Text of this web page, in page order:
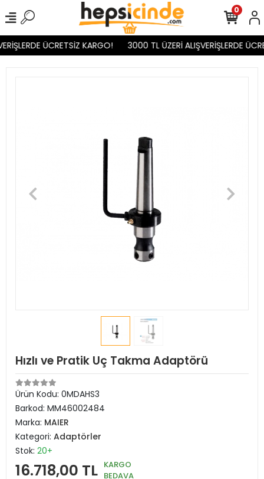
ÜCRETSİZ KARGO! 3000 TL ÜZERİ ALIŞVERİŞLERDE
0
Hızlı ve Pratik Uç Takma Adaptörü
Ürün Kodu: 0MDAHS3
Barkod: MM46002484
Marka: MAIER
Kategori: Adaptörler
Stok: 20+
16.718,00 TL KARGO
BEDAVA